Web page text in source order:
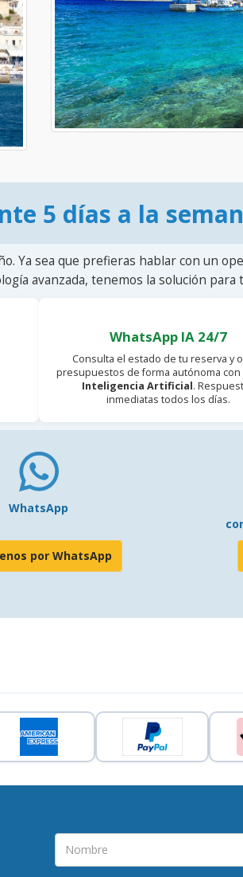
5 días a la
Ya sea que prefieras hablar con un
avanzada, tenemos la solución para
WhatsApp IA 24/7
Consulta el estado de tu reserva y
presupuestos de forma autónoma
Inteligencia Artificial.
inmediatas todos los días.
WhatsApp
por WhatsApp